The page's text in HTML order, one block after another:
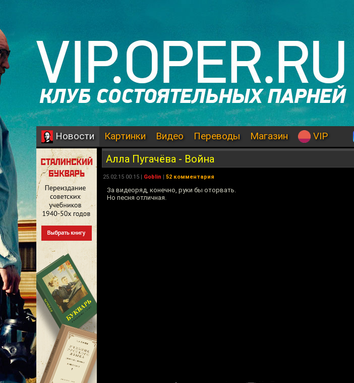
Новости Картинки Видео Переводы Магазин VIP
Алла Пугачёва - Война
25.02.15 00:15 | Goblin | 52 комментария
За видеоряд, конечно, руки бы оторвать.
Но песня отличная.